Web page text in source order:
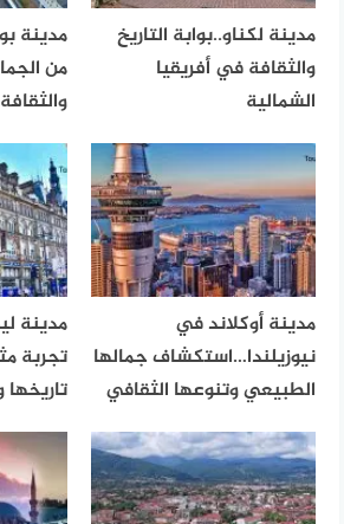
مدينة لكناو..بوابة التاريخ
والثقافة في أفريقيا
الشمالية
مدينة
من
مدينة أوكلاند في
نيوزيلندا…استكشاف جمالها
الطبيعي وتنوعها الثقافي
مدينة
تجربة
تاريخها